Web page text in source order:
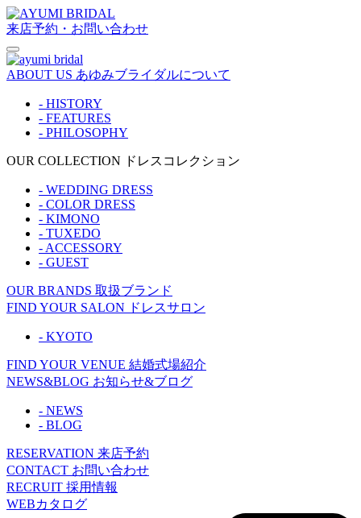
来店予約・お問い合わせ
ABOUT US あゆみブライダルについて
- HISTORY
- FEATURES
- PHILOSOPHY
OUR COLLECTION ドレスコレクション
- WEDDING DRESS
- COLOR DRESS
- KIMONO
- TUXEDO
- ACCESSORY
- GUEST
OUR BRANDS 取扱ブランド
FIND YOUR SALON ドレスサロン
- KYOTO
FIND YOUR VENUE 結婚式場紹介
NEWS&BLOG お知らせ&ブログ
- NEWS
- BLOG
RESERVATION 来店予約
CONTACT お問い合わせ
RECRUIT 採用情報
WEBカタログ